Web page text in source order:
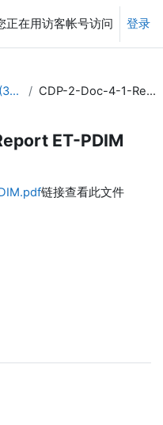
正在用访客帐号访问 登录
2nd Meeting of the CDP (3-4 February 2021) CDP-2-Doc-4-1-Report ET-PDIM
ET-PDIM
链接查看此文件